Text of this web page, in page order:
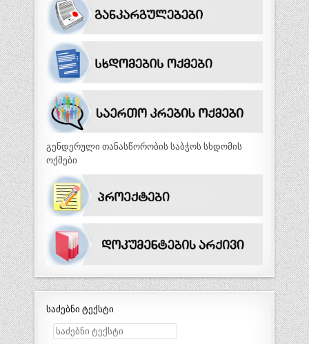
გენდერული თანასწორობის საბჭოს სხდომის
ოქმები
საძებნი ტექსტი